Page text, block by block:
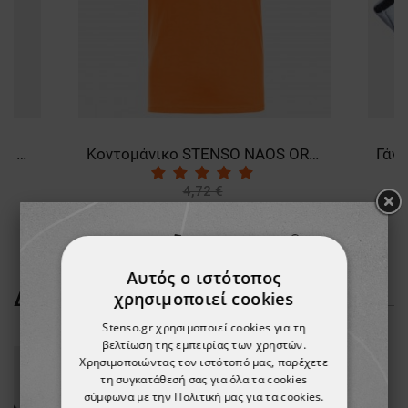
Κοντομάνικη μπλούζα PAYPER RUNNER FLUO YELLOW Κοντομάνικο STENSO NAOS ORANGE
4,72 €
-10%
ΔΕΊΤΕ ΠΕΡΙΣΣΌΤΕΡΑ
Αυτός ο ιστότοπος
χρησιμοποιεί cookies
Stenso.gr χρησιμοποιεί cookies για τη
βελτίωση της εμπειρίας των χρηστών.
Χρησιμοποιώντας τον ιστότοπό μας, παρέχετε
τη συγκατάθεσή σας για όλα τα cookies
σύμφωνα με την Πολιτική μας για τα cookies.